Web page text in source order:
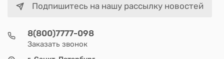
Подпишитесь на нашу рассылку новостей
8(800)7777-098
Заказать звонок